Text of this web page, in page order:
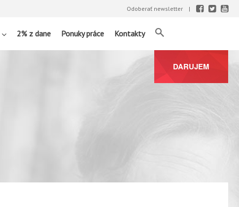
Odoberať newsletter
2% z dane Ponuky práce Kontakty
DARUJEM